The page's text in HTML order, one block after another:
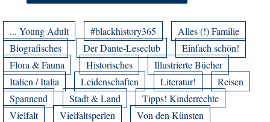
... Young Adult #blackhistory365
Alles (!) Familie
Biografisches
Der Dante-Leseclub
Einfach schön!
Flora & Fauna
Historisches
Illustrierte Bücher
Italien / Italia
Leidenschaften Literatur!
Reisen
Spannend
Stadt & Land
Tipps! Kinderrechte
Vielfalt
Vielfaltsperlen
Von den Künsten